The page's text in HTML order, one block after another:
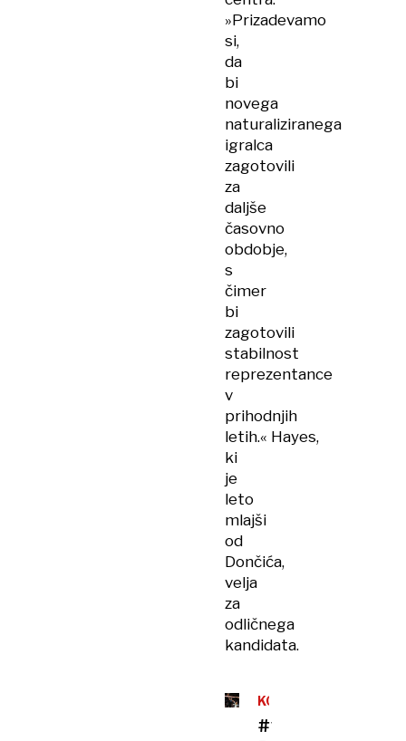
»Prizadevamo
si,
da
bi
novega
naturaliziranega
igralca
zagotovili
za
daljše
časovno
obdobje,
s
čimer
bi
zagotovili
stabilnost
reprezentance
v
prihodnjih
letih.« Hayes,
ki
je
leto
mlajši
od
Dončića,
velja
za
odličnega
kandidata.
KOŠARKA
/
LIGA
#video